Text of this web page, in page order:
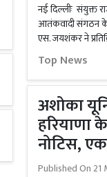
नई दिल्लीः संयुक्त
आतंकवादी संगठन के
एस. जयशंकर ने
Top News
अशोका
हरियाणा
नोटिस, एक
Published On 21